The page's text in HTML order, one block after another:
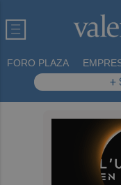
FORO PLAZA
+